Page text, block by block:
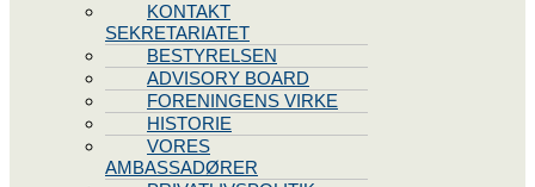
KONTAKT
SEKRETARIATET
BESTYRELSEN
ADVISORY BOARD
FORENINGENS VIRKE
HISTORIE
VORES
AMBASSADØRER